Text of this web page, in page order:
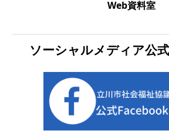
Web資料室
ソーシャルメディア公